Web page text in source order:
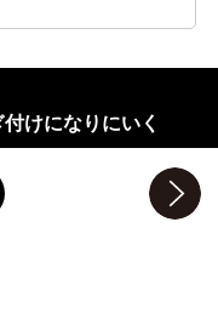
けになりにいく